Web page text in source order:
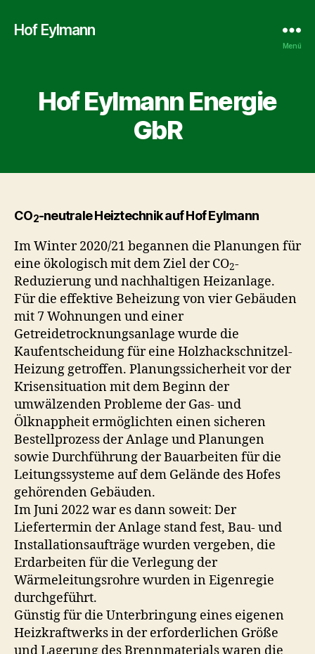
Hof Eylmann
Menü
Hof Eylmann Energie
GbR
CO2-neutrale Heiztechnik auf Hof Eylmann
Im Winter 2020/21 begannen die Planungen für
eine ökologisch mit dem Ziel der CO2-
Reduzierung und nachhaltigen Heizanlage.
Für die effektive Beheizung von vier Gebäuden
mit 7 Wohnungen und einer
Getreidetrocknungsanlage wurde die
Kaufentscheidung für eine Holzhackschnitzel-
Heizung getroffen. Planungssicherheit vor der
Krisensituation mit dem Beginn der
umwälzenden Probleme der Gas- und
Ölknappheit ermöglichten einen sicheren
Bestellprozess der Anlage und Planungen
sowie Durchführung der Bauarbeiten für die
Leitungssysteme auf dem Gelände des Hofes
gehörenden Gebäuden.
Im Juni 2022 war es dann soweit: Der
Liefertermin der Anlage stand fest, Bau- und
Installationsaufträge wurden vergeben, die
Erdarbeiten für die Verlegung der
Wärmeleitungsrohre wurden in Eigenregie
durchgeführt.
Günstig für die Unterbringung eines eigenen
Heizkraftwerks in der erforderlichen Größe